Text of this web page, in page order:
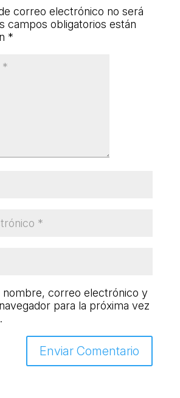
correo electrónico no será
campos obligatorios están
*
nombre, correo electrónico y
para la próxima vez